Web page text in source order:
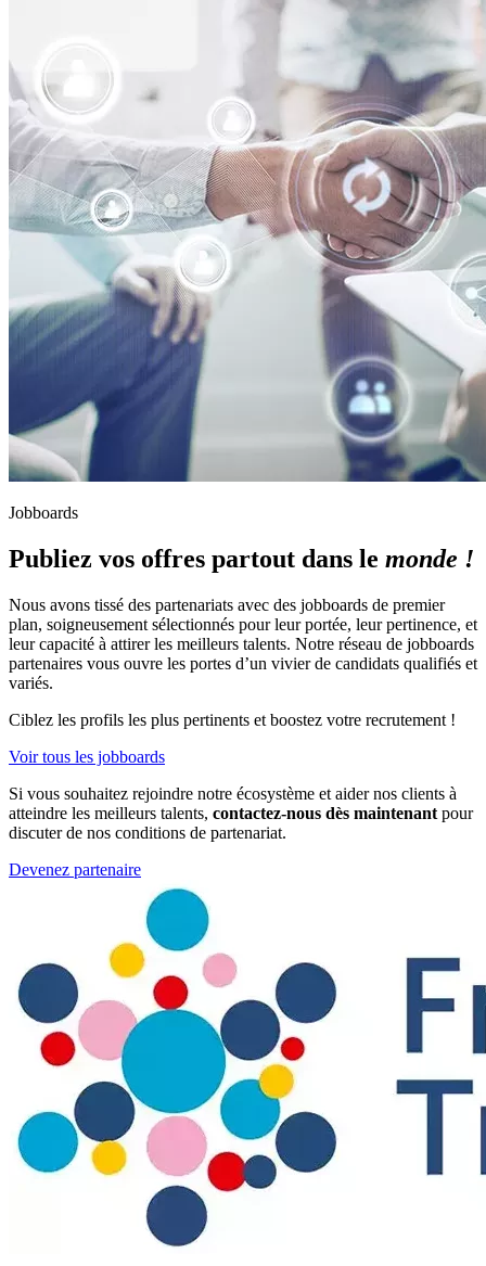
Jobboards
Publiez vos offres partout dans le monde !
Nous avons tissé des partenariats avec des jobboards de premier
plan, soigneusement sélectionnés pour leur portée, leur pertinence, et
leur capacité à attirer les meilleurs talents. Notre réseau de jobboards
partenaires vous ouvre les portes d’un vivier de candidats qualifiés et
variés.
Ciblez les profils les plus pertinents et boostez votre recrutement !
Voir tous les jobboards
Si vous souhaitez rejoindre notre écosystème et aider nos clients à
atteindre les meilleurs talents, contactez-nous dès maintenant pour
discuter de nos conditions de partenariat.
Devenez partenaire